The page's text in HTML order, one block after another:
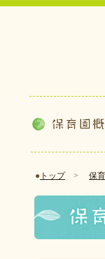
● トップ> 保